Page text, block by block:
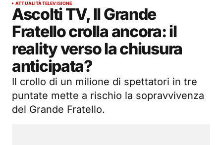
ATTUALITÀTELEVISIONE
Ascolti TV, Il Grande
Fratello crolla ancora: il
reality verso la chiusura
anticipata?
Il crollo di un milione di spettatori in tre
puntate mette a rischio la sopravvivenza
del Grande Fratello.